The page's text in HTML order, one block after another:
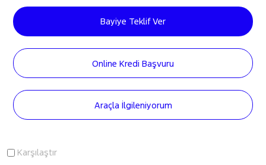
Bayiye Teklif Ver
Online Kredi Başvuru
Araçla İlgileniyorum
Karşılaştır